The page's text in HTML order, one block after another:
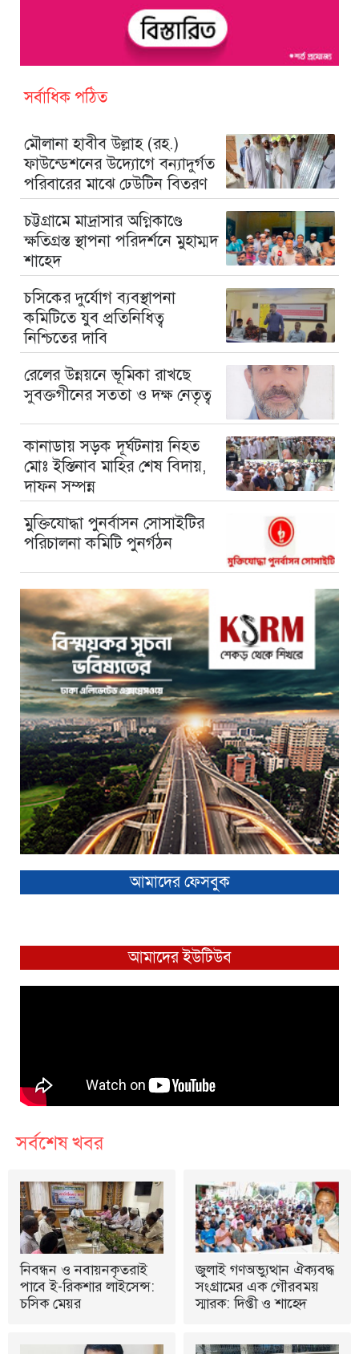
সর্বাধিক পঠিত
মৌলানা হাবীব উল্লাহ (রহ.)
ফাউন্ডেশনের উদ্যোগে বন্যাদুর্গত
পরিবারের মাঝে ঢেউটিন বিতরণ
চট্টগ্রামে মাদ্রাসার অগ্নিকাণ্ডে
ক্ষতিগ্রস্ত স্থাপনা পরিদর্শনে মুহাম্মদ
শাহেদ
চসিকের দুর্যোগ ব্যবস্থাপনা
কমিটিতে যুব প্রতিনিধিত্ব
নিশ্চিতের দাবি
রেলের উন্নয়নে ভূমিকা রাখছে
সুবক্তগীনের সততা ও দক্ষ নেতৃত্ব
কানাডায় সড়ক দূর্ঘটনায় নিহত
মোঃ ইস্তিনাব মাহির শেষ বিদায়,
দাফন সম্পন্ন
মুক্তিযোদ্ধা পুনর্বাসন সোসাইটির
পরিচালনা কমিটি পুনর্গঠন
আমাদের ফেসবুক
আমাদের ইউটিউব
সর্বশেষ খবর
নিবন্ধন ও নবায়নকৃতরাই
পাবে ই-রিকশার লাইসেন্স:
চসিক মেয়র
জুলাই গণঅভ্যুত্থান ঐক্যবদ্ধ
সংগ্রামের এক গৌরবময়
স্মারক: দিপ্তী ও শাহেদ